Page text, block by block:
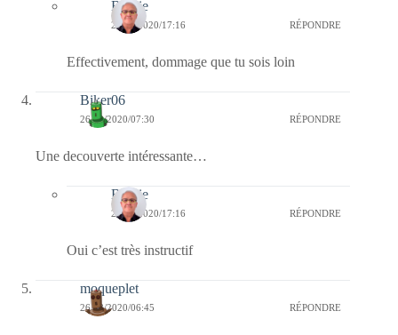
Bernie
26/08/2020/17:16 RÉPONDRE
Effectivement, dommage que tu sois loin
Biker06
26/08/2020/07:30 RÉPONDRE
Une decouverte intéressante…
Bernie
26/08/2020/17:16 RÉPONDRE
Oui c’est très instructif
moqueplet
26/08/2020/06:45 RÉPONDRE